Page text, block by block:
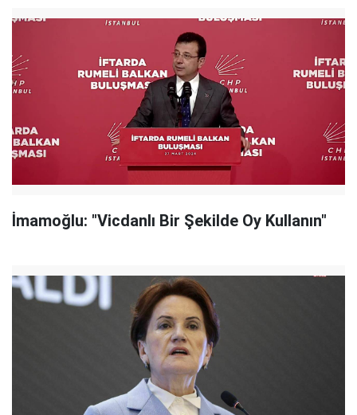
İmamoğlu: "Vicdanlı Bir Şekilde Oy Kullanın"